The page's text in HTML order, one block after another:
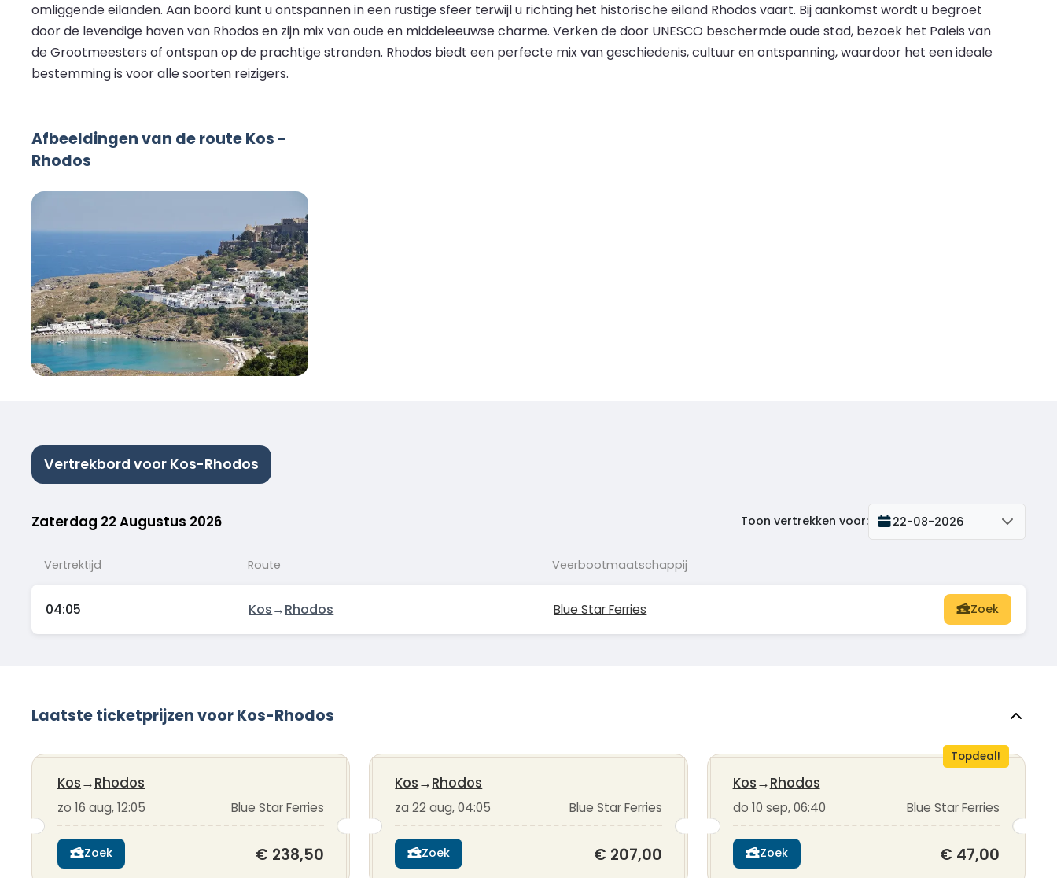
omliggende eilanden. Aan boord kunt u ontspannen in een rustige sfeer terwijl u richting het historische eiland Rhodos vaart. Bij aankomst wordt u begroet
door de levendige haven van Rhodos en zijn mix van oude en middeleeuwse charme. Verken de door UNESCO beschermde oude stad, bezoek het Paleis van
de Grootmeesters of ontspan op de prachtige stranden. Rhodos biedt een perfecte mix van geschiedenis, cultuur en ontspanning, waardoor het een ideale
bestemming is voor alle soorten reizigers.
Afbeeldingen van de route Kos -
Rhodos
Vertrekbord voor Kos-Rhodos
Zaterdag 22 Augustus 2026 Toon vertrekken voor: 22-08-2026
Vertrektijd Route Veerbootmaatschappij
04:05 Kos→Rhodos Blue Star Ferries Zoek
Laatste ticketprijzen voor Kos-Rhodos
Kos→Rhodos
zo 16 aug, 12:05 Blue Star Ferries
Zoek € 238,50
Kos→Rhodos
za 22 aug, 04:05 Blue Star Ferries
Zoek € 207,00
Topdeal!
Kos→Rhodos
do 10 sep, 06:40 Blue Star Ferries
Zoek € 47,00